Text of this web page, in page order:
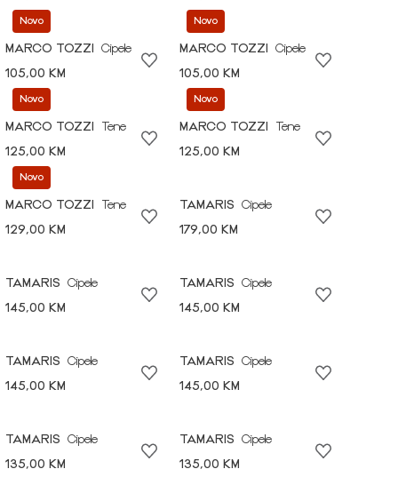
Novo
MARCO TOZZI
Cipele
105,00 KM
Novo
MARCO TOZZI
Cipele
105,00 KM
Novo
MARCO TOZZI
Tene
125,00 KM
Novo
MARCO TOZZI
Tene
125,00 KM
Novo
MARCO TOZZI
Tene
129,00 KM
TAMARIS
Cipele
179,00 KM
TAMARIS
Cipele
145,00 KM
TAMARIS
Cipele
145,00 KM
TAMARIS
Cipele
145,00 KM
TAMARIS
Cipele
145,00 KM
TAMARIS
Cipele
135,00 KM
TAMARIS
Cipele
135,00 KM